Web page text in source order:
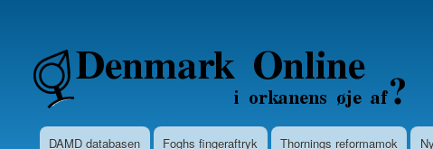
Denmarkonline.dk - blognyheder om
DAMD databasen Foghs fingeraftryk Thornings reformamok